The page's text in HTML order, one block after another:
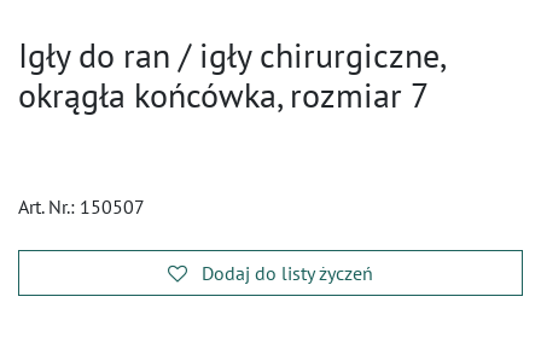
Igły do ran / igły chirurgiczne,
okrągła końcówka, rozmiar 7
Art. Nr.: 150507
Dodaj do listy życzeń